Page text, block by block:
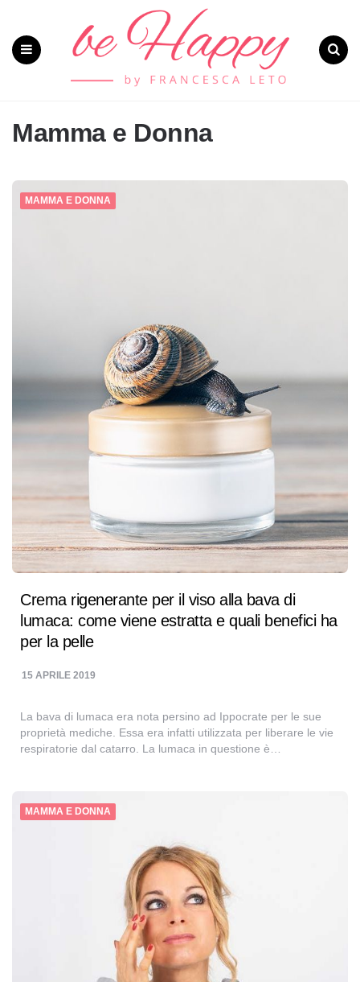
Mamma e Donna
MAMMA E DONNA
Crema rigenerante per il viso alla bava di
lumaca: come viene estratta e quali benefici ha
per la pelle
15 APRILE 2019
La bava di lumaca era nota persino ad Ippocrate per le sue
proprietà mediche. Essa era infatti utilizzata per liberare le vie
respiratorie dal catarro. La lumaca in questione è…
MAMMA E DONNA